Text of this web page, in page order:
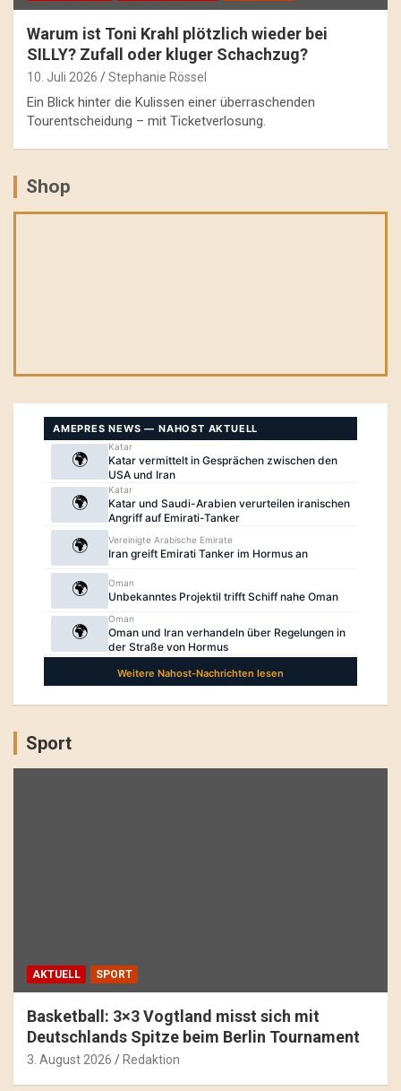
Warum ist Toni Krahl plötzlich wieder bei
SILLY? Zufall oder kluger Schachzug?
10. Juli 2026 Stephanie Rössel
Ein Blick hinter die Kulissen einer überraschenden
Tourentscheidung – mit Ticketverlosung.
Shop
Sport
AKTUELL SPORT
Basketball: 3×3 Vogtland misst sich mit
Deutschlands Spitze beim Berlin Tournament
3. August 2026 Redaktion